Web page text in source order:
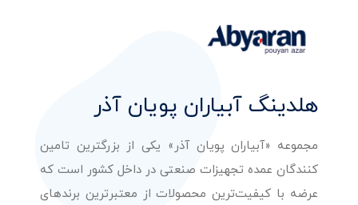
هلدینگ آبیاران پویان آذر
مجموعه «آبیاران پویان آذر» یکی از بزرگترین تامین
کنندگان عمده تجهیزات صنعتی در داخل کشور است که
عرضه با کیفیت‌ترین محصولات از معتبرترین برندهای